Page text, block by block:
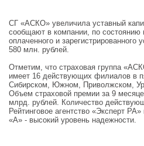
СГ «АСКО» увеличила уставный
сообщают в компании, по состоянию
оплаченного и зарегистрированного
580 млн. рублей.
Отметим, что страховая группа
имеет 16 действующих филиалов в
Сибирском, Южном, Приволжском,
Объем страховой премии за 9
млрд. рублей. Количество
Рейтинговое агентство «Эксперт
«А» - высокий уровень надежности.